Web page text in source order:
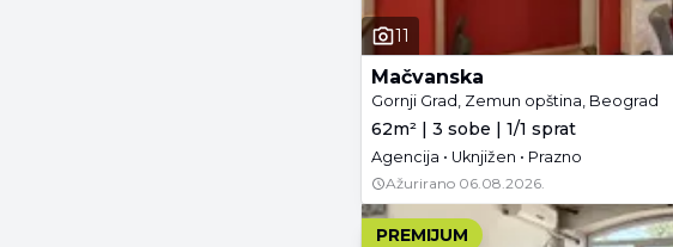
11
Mačvanska
Gornji Grad, Zemun opština, Beograd
62m² | 3 sobe | 1/1 sprat
Agencija • Uknjižen • Prazno
Ažurirano 06.08.2026.
PREMIJUM